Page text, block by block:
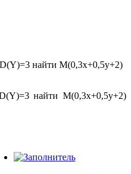
найти М(0,3х+0,5у+2)